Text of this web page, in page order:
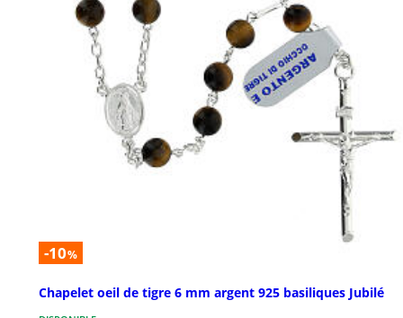
-10%
Chapelet oeil de tigre 6 mm argent 925 basiliques Jubilé